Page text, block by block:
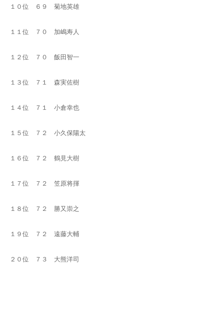
１０位 ６９ 菊地英雄
１１位 ７０ 加嶋寿人
１２位 ７０ 飯田智一
１３位 ７１ 森実佐樹
１４位 ７１ 小倉幸也
１５位 ７２ 小久保陽太
１６位 ７２ 鶴見大樹
１７位 ７２ 笠原将揮
１８位 ７２ 勝又崇之
１９位 ７２ 遠藤大輔
２０位 ７３ 大熊洋司